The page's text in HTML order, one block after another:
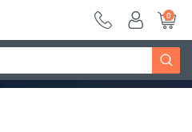
250 грн ~
Дізнатись більше
0